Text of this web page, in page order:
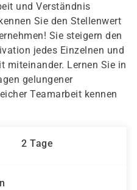
und Verständnis
Sie den Stellenwert
Sie steigern den
jedes Einzelnen und
miteinander. Lernen Sie in
gelungener
Teamarbeit kennen
2 Tage